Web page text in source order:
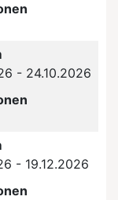
- 24.10.2026
- 19.12.2026